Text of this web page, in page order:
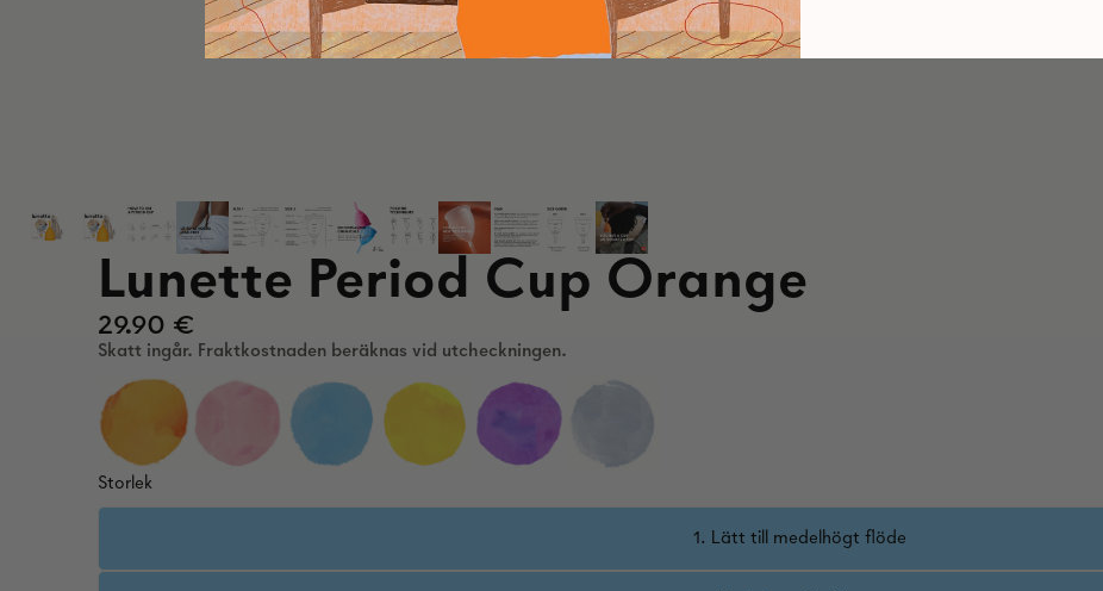
Lunette Period Cup Orange
29.90 €
Skatt ingår. Fraktkostnaden beräknas vid utcheckningen.
Storlek
1. Lätt till medelhögt flöde